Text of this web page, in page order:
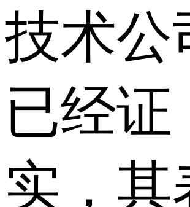
技术公
已经证
实，其